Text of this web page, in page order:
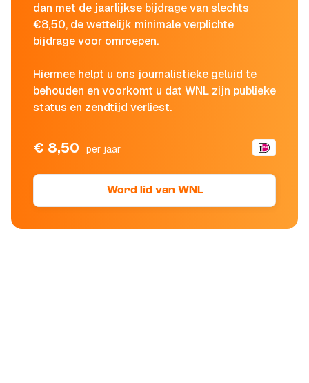
dan met de jaarlijkse bijdrage van slechts
€8,50, de wettelijk minimale verplichte
bijdrage voor omroepen.
Hiermee helpt u ons journalistieke geluid te
behouden en voorkomt u dat WNL zijn publieke
status en zendtijd verliest.
€ 8,50 per jaar
Word lid van WNL